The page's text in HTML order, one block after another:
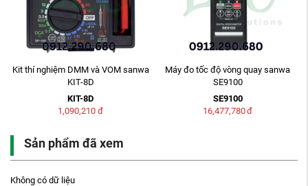
Kit thí nghiệm DMM và VOM sanwa
KIT-8D
KIT-8D
1,090,210 đ
Máy đo tốc độ vòng quay sanwa
SE9100
SE9100
16,477,780đ
Sản phẩm đã xem
Không có dữ liệu